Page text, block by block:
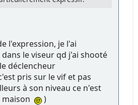
l'expression, je l'ai
le viseur qd j'ai shooté
déclencheur
pris sur le vif et pas
à son niveau ce n'est
maison
)